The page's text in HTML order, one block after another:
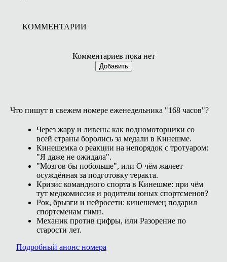
КОММЕНТАРИИ
Комментариев пока нет
Добавить
Что пишут в свежем номере еженедельника "168 часов"?
Через жару и ливень: как водномоторники со
всей страны боролись за медали в Кинешме.
Кинешемка о реакции на непорядок с тротуаром:
"Я даже не ожидала".
"Мозгов бы побольше", или О чём жалеет
осуждённая за подготовку теракта.
Кризис командного спорта в Кинешме: при чём
тут медкомиссия и родители юных спортсменов?
Рок, брызги и нейросети: кинешемец подарил
спортсменам гимн.
Механик против цифры, или Разорение по
старости лет.
Подробный анонс номера